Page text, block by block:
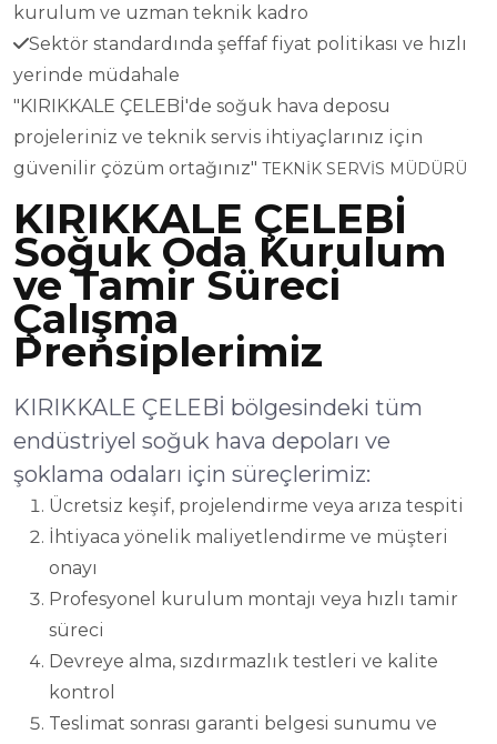
kurulum ve uzman teknik kadro
Sektör standardında şeffaf fiyat politikası ve hızlı
yerinde müdahale
"KIRIKKALE ÇELEBİ'de soğuk hava deposu
projeleriniz ve teknik servis ihtiyaçlarınız için
güvenilir çözüm ortağınız" TEKNİK SERVİS MÜDÜRÜ
KIRIKKALE ÇELEBİ
Soğuk Oda Kurulum
ve Tamir Süreci
Çalışma
Prensiplerimiz
KIRIKKALE ÇELEBİ bölgesindeki tüm
endüstriyel soğuk hava depoları ve
şoklama odaları için süreçlerimiz:
Ücretsiz keşif, projelendirme veya arıza tespiti
İhtiyaca yönelik maliyetlendirme ve müşteri
onayı
Profesyonel kurulum montajı veya hızlı tamir
süreci
Devreye alma, sızdırmazlık testleri ve kalite
kontrol
Teslimat sonrası garanti belgesi sunumu ve